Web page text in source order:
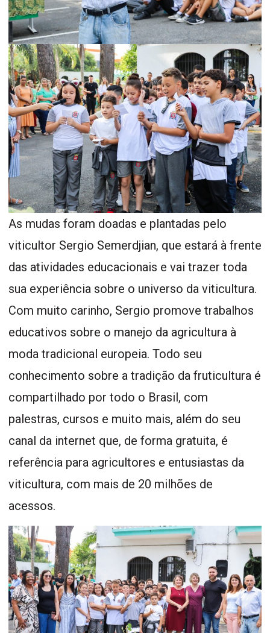
As mudas foram doadas e plantadas pelo
viticultor Sergio Semerdjian, que estará à frente
das atividades educacionais e vai trazer toda
sua experiência sobre o universo da viticultura.
Com muito carinho, Sergio promove trabalhos
educativos sobre o manejo da agricultura à
moda tradicional europeia. Todo seu
conhecimento sobre a tradição da fruticultura é
compartilhado por todo o Brasil, com
palestras, cursos e muito mais, além do seu
canal da internet que, de forma gratuita, é
referência para agricultores e entusiastas da
viticultura, com mais de 20 milhões de
acessos.